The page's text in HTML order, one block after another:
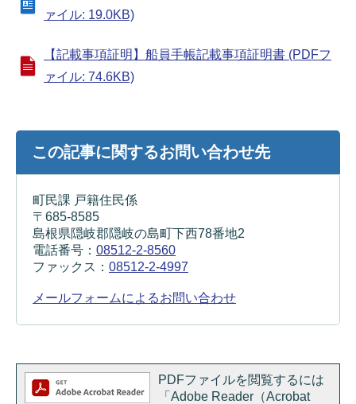
ァイル: 19.0KB)
【記載事項証明】船員手帳記載事項証明書 (PDFフ
ァイル: 74.6KB)
この記事に関するお問い合わせ先
町民課 戸籍住民係
〒685-8585
島根県隠岐郡隠岐の島町下西78番地2
電話番号： 08512-2-8560
ファックス： 08512-2-4997
メールフォームによるお問い合わせ
PDFファイルを閲覧するには
「Adobe Reader（Acrobat